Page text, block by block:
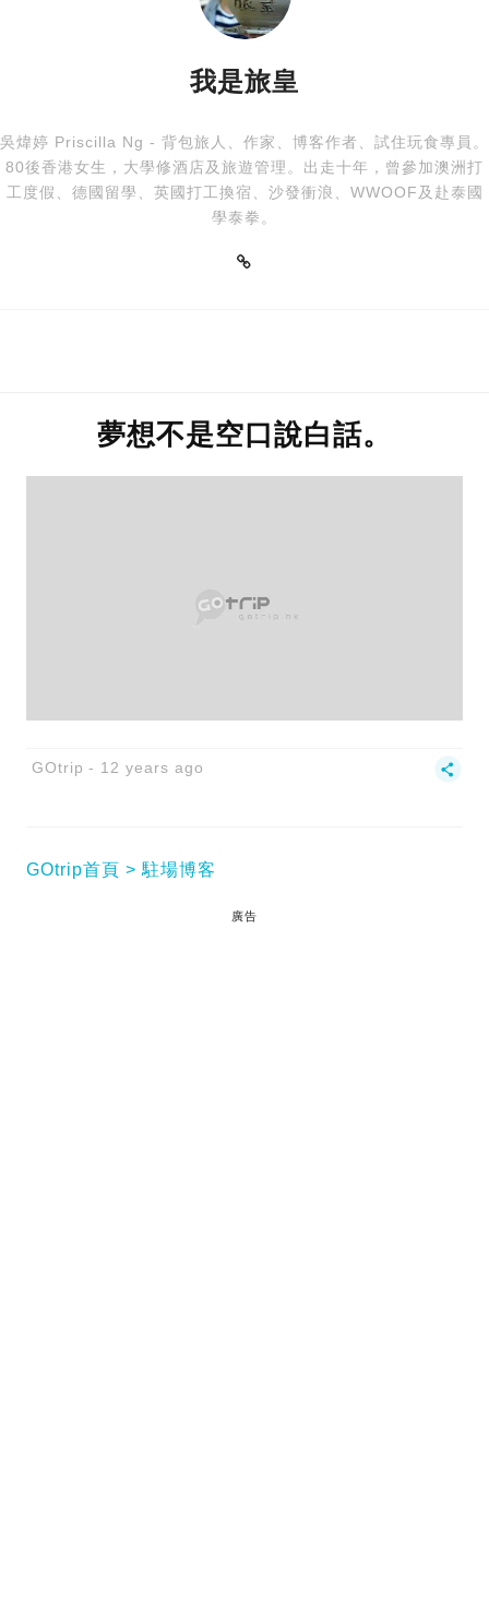
我是旅皇
吳煒婷 Priscilla Ng - 背包旅人、作家、博客作者、試住玩食專員。
80後香港女生，大學修酒店及旅遊管理。出走十年，曾參加澳洲打
工度假、德國留學、英國打工換宿、沙發衝浪、WWOOF及赴泰國
學泰拳。
夢想不是空口說白話。
GOtrip 12 years ago
GOtrip首頁 駐場博客
廣告